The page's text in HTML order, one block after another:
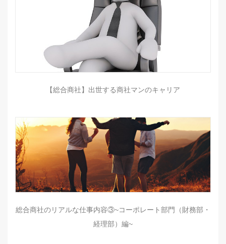
【総合商社】出世する商社マンのキャリア
総合商社のリアルな仕事内容③~コーポレート部門（財務部・
経理部）編~